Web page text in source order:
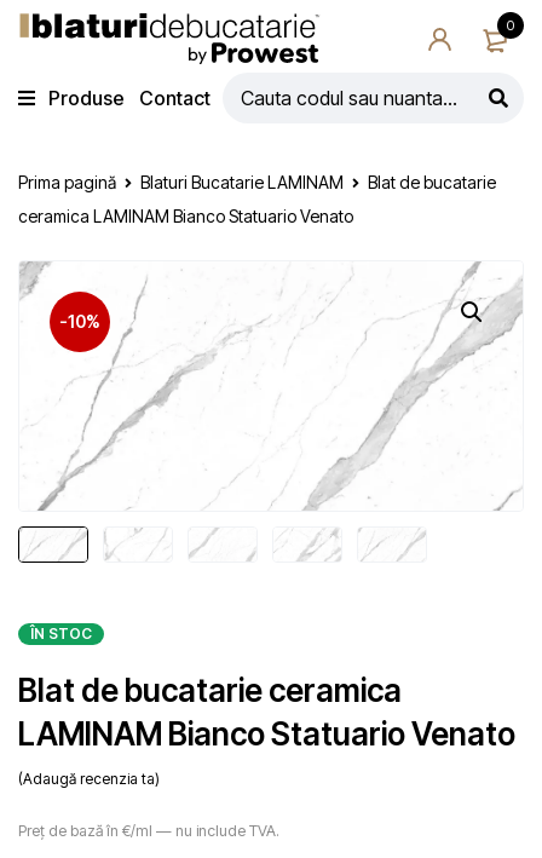
0
Produse Contact
Prima pagină Blaturi Bucatarie LAMINAM
Blat de bucatarie
ceramica LAMINAM Bianco Statuario Venato
-10%
ÎN STOC
Blat de bucatarie ceramica
LAMINAM Bianco Statuario Venato
Adaugă recenzia ta
Preț de bază în €/ml — nu include TVA.